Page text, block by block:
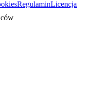
RegulaminLicencja